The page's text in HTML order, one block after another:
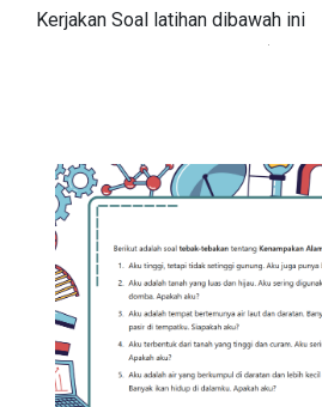
Kerjakan Soal latihan dibawah ini